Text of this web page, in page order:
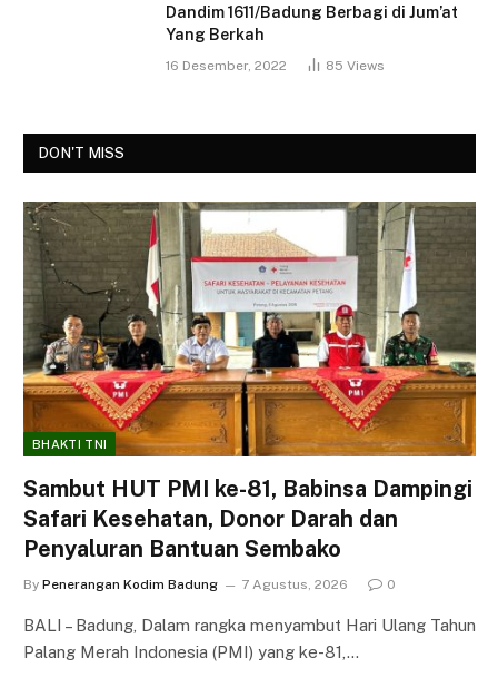
Dandim 1611/Badung Berbagi di Jum’at
Yang Berkah
16 Desember, 2022 85 Views
DON'T MISS
BHAKTI TNI
Sambut HUT PMI ke-81, Babinsa Dampingi
Safari Kesehatan, Donor Darah dan
Penyaluran Bantuan Sembako
By Penerangan Kodim Badung 7 Agustus, 2026 0
BALI – Badung, Dalam rangka menyambut Hari Ulang Tahun
Palang Merah Indonesia (PMI) yang ke-81,…